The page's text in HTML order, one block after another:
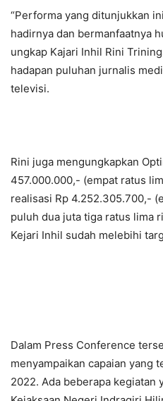
“Performa yang ditunjukkan
hadirnya dan bermanfaatnya
ungkap Kajari Inhil Rini
hadapan puluhan jurnalis
televisi.
Rini juga mengungkapkan
457.000.000,- (empat ratus
realisasi Rp 4.252.305.700,-
puluh dua juta tiga ratus lima
Kejari Inhil sudah melebihi
Dalam Press Conference
menyampaikan capaian yang
2022. Ada beberapa kegiatan